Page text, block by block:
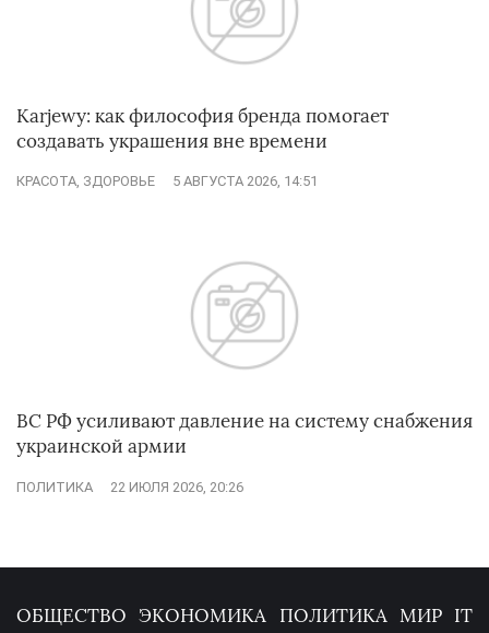
Karjewy: как философия бренда помогает
создавать украшения вне времени
КРАСОТА, ЗДОРОВЬЕ 5 АВГУСТА 2026, 14:51
ВС РФ усиливают давление на систему снабжения
украинской армии
ПОЛИТИКА 22 ИЮЛЯ 2026, 20:26
ОБЩЕСТВО ЭКОНОМИКА ПОЛИТИКА МИР IT